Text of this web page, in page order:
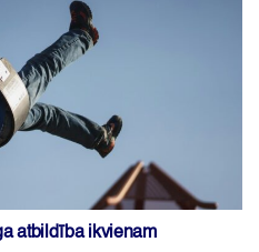
atbildība ikvienam